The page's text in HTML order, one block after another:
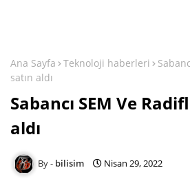
Ana Sayfa Teknoloji haberleri
satın aldı
Sabancı SEM Ve
aldı
bilisim Nisan 29, 2022